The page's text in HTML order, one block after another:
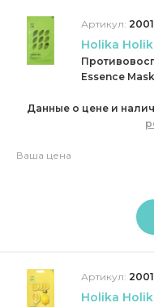
Артикул:
Holika
Essence
Данные о цене и
Ваша цена
Артикул:
Holika